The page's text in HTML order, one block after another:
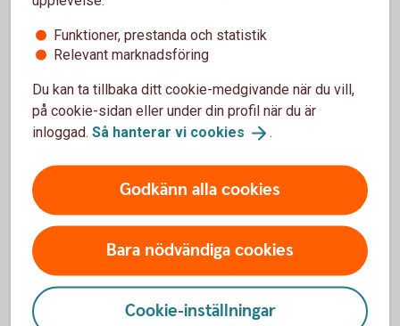
För att se detta innehåll behöver du först
godkänna cookies för Funktioner, prestanda
och statistik.
Inställningar för cookies
Ung och
smart
Funktioner, prestanda och statistik
Relevant marknadsföring
Du kan ta tillbaka ditt cookie-medgivande när du vill,
på cookie-sidan eller under din profil när du är
inloggad. Så hanterar vi cookies .
Godkänn alla cookies
Bara nödvändiga cookies
Cookie-inställningar